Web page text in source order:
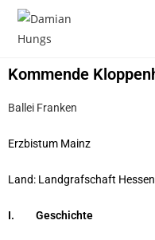
Kommende
Ballei Franken
Erzbistum Mainz
Land: Landgrafschaft
I. Geschichte